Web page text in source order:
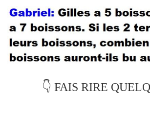
👇 FAIS RIRE